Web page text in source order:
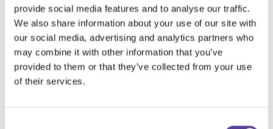
provide social media features and to analyse our traffic.
We also share information about your use of our site with
our social media, advertising and analytics partners who
may combine it with other information that you’ve
provided to them or that they’ve collected from your use
of their services.
Systemintegrationer
Se alla integrationer